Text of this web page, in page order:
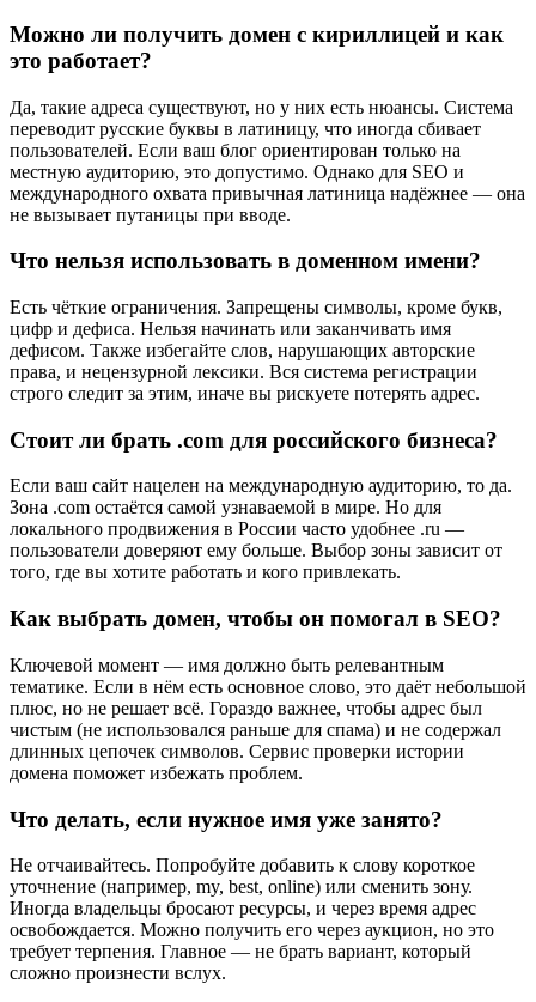
Можно ли получить домен с кириллицей и как
это работает?
Да, такие адреса существуют, но у них есть нюансы. Система
переводит русские буквы в латиницу, что иногда сбивает
пользователей. Если ваш блог ориентирован только на
местную аудиторию, это допустимо. Однако для SEO и
международного охвата привычная латиница надёжнее — она
не вызывает путаницы при вводе.
Что нельзя использовать в доменном имени?
Есть чёткие ограничения. Запрещены символы, кроме букв,
цифр и дефиса. Нельзя начинать или заканчивать имя
дефисом. Также избегайте слов, нарушающих авторские
права, и нецензурной лексики. Вся система регистрации
строго следит за этим, иначе вы рискуете потерять адрес.
Стоит ли брать .com для российского бизнеса?
Если ваш сайт нацелен на международную аудиторию, то да.
Зона .com остаётся самой узнаваемой в мире. Но для
локального продвижения в России часто удобнее .ru —
пользователи доверяют ему больше. Выбор зоны зависит от
того, где вы хотите работать и кого привлекать.
Как выбрать домен, чтобы он помогал в SEO?
Ключевой момент — имя должно быть релевантным
тематике. Если в нём есть основное слово, это даёт небольшой
плюс, но не решает всё. Гораздо важнее, чтобы адрес был
чистым (не использовался раньше для спама) и не содержал
длинных цепочек символов. Сервис проверки истории
домена поможет избежать проблем.
Что делать, если нужное имя уже занято?
Не отчаивайтесь. Попробуйте добавить к слову короткое
уточнение (например, my, best, online) или сменить зону.
Иногда владельцы бросают ресурсы, и через время адрес
освобождается. Можно получить его через аукцион, но это
требует терпения. Главное — не брать вариант, который
сложно произнести вслух.